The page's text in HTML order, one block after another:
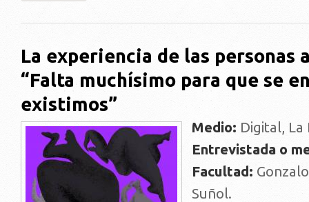
La experiencia de las personas
“Falta muchísimo para que se
existimos”
Medio: Digital, La
Entrevistada o
Facultad:
Suñol.